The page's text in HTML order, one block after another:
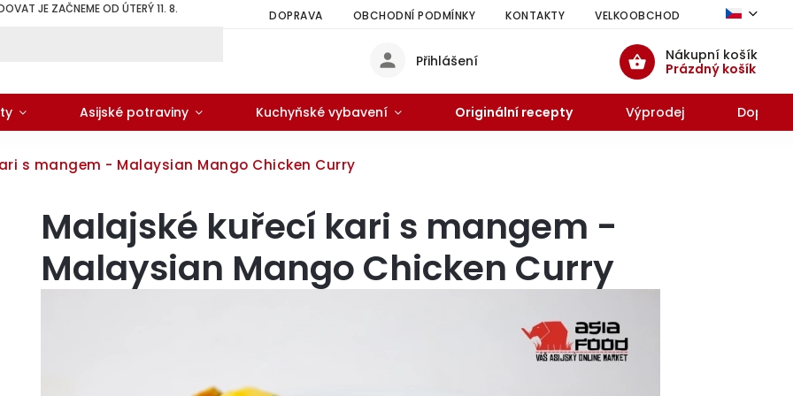
JE ZAČNEME OD ÚTERÝ 11. 8. DOPRAVA OBCHODNÍ PODMÍNKY KONTAKTY VELKOOBCHOD HODNOCENÍ
Nákupní košík
Prázdný košík
Přihlášení
Asijské potraviny Kuchyňské vybavení Originální recepty Výprodej
s mangem - Malaysian Mango Chicken Curry
Malajské kuřecí kari s mangem -
Malaysian Mango Chicken Curry